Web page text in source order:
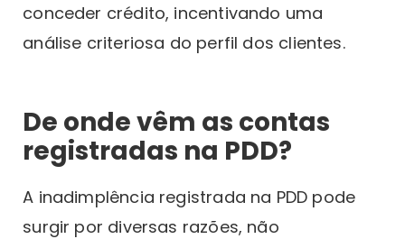
conceder crédito, incentivando uma
análise criteriosa do perfil dos clientes.
De onde vêm as contas
registradas na PDD?
A inadimplência registrada na PDD pode
surgir por diversas razões, não